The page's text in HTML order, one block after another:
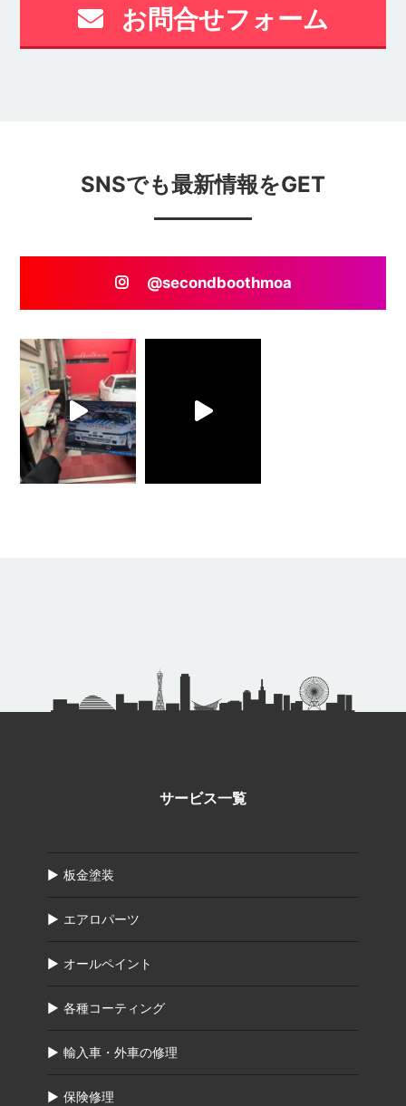
お問合せフォーム
SNSでも最新情報をGET
@secondboothmoa
サービス一覧
板金塗装
エアロパーツ
オールペイント
各種コーティング
輸入車・外車の修理
保険修理